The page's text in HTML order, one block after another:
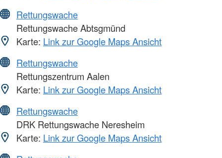
Rettungswache
Rettungswache Abtsgmünd
Karte: Link zur Google Maps Ansicht
Rettungswache
Rettungszentrum Aalen
Karte: Link zur Google Maps Ansicht
Rettungswache
DRK Rettungswache Neresheim
Karte: Link zur Google Maps Ansicht